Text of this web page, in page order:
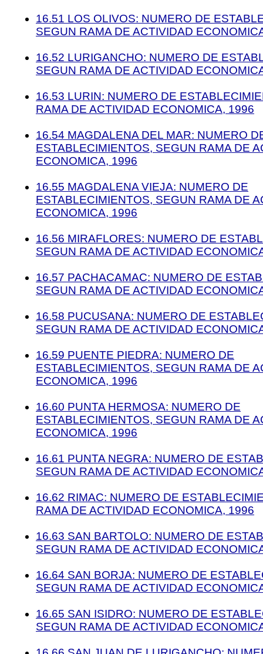
16.51 LOS OLIVOS: NUMERO DE
SEGUN RAMA DE ACTIVIDAD
16.52 LURIGANCHO: NUMERO DE
SEGUN RAMA DE ACTIVIDAD
16.53 LURIN: NUMERO DE
RAMA DE ACTIVIDAD ECONOMICA, 1996
16.54 MAGDALENA DEL MAR: NUMERO
ESTABLECIMIENTOS, SEGUN RAMA DE
ECONOMICA, 1996
16.55 MAGDALENA VIEJA: NUMERO DE
ESTABLECIMIENTOS, SEGUN RAMA DE
ECONOMICA, 1996
16.56 MIRAFLORES: NUMERO DE
SEGUN RAMA DE ACTIVIDAD
16.57 PACHACAMAC: NUMERO DE
SEGUN RAMA DE ACTIVIDAD
16.58 PUCUSANA: NUMERO DE
SEGUN RAMA DE ACTIVIDAD
16.59 PUENTE PIEDRA: NUMERO DE
ESTABLECIMIENTOS, SEGUN RAMA DE
ECONOMICA, 1996
16.60 PUNTA HERMOSA: NUMERO DE
ESTABLECIMIENTOS, SEGUN RAMA DE
ECONOMICA, 1996
16.61 PUNTA NEGRA: NUMERO DE
SEGUN RAMA DE ACTIVIDAD
16.62 RIMAC: NUMERO DE
RAMA DE ACTIVIDAD ECONOMICA, 1996
16.63 SAN BARTOLO: NUMERO DE
SEGUN RAMA DE ACTIVIDAD
16.64 SAN BORJA: NUMERO DE
SEGUN RAMA DE ACTIVIDAD
16.65 SAN ISIDRO: NUMERO DE
SEGUN RAMA DE ACTIVIDAD